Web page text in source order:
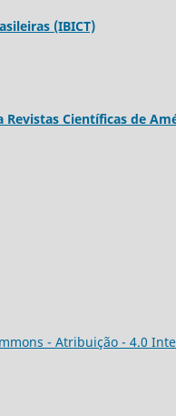
(IBICT)
Científicas de
- Atribuição - 4.0